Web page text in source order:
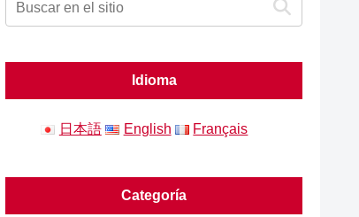
Idioma
日本語 English Français
Categoría